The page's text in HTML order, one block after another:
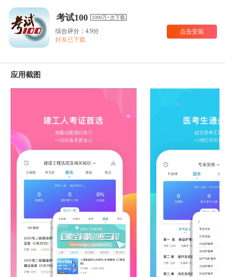
考试100 1000万+次下载
综合评分：4.9分
好友已下载
点击安装
应用截图